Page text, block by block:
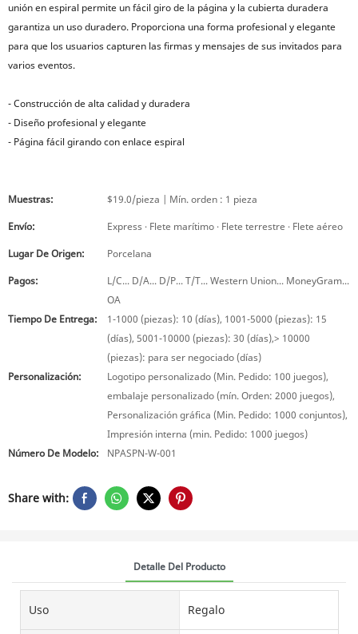
unión en espiral permite un fácil giro de la página y la cubierta duradera
garantiza un uso duradero. Proporciona una forma profesional y elegante
para que los usuarios capturen las firmas y mensajes de sus invitados para
varios eventos.
- Construcción de alta calidad y duradera
- Diseño profesional y elegante
- Página fácil girando con enlace espiral
Muestras:
$19.0/pieza | Mín. orden : 1 pieza
Envío:
Express · Flete marítimo · Flete terrestre · Flete aéreo
Lugar De Origen:
Porcelana
Pagos:
L/C... D/A... D/P... T/T... Western Union... MoneyGram...
OA
Tiempo De Entrega:
1-1000 (piezas): 10 (días), 1001-5000 (piezas): 15
(días), 5001-10000 (piezas): 30 (días),> 10000
(piezas): para ser negociado (días)
Personalización:
Logotipo personalizado (Min. Pedido: 100 juegos),
embalaje personalizado (mín. Orden: 2000 juegos),
Personalización gráfica (Min. Pedido: 1000 conjuntos),
Impresión interna (min. Pedido: 1000 juegos)
Número De Modelo:
NPASPN-W-001
Share with:
Detalle Del Producto
Uso Regalo